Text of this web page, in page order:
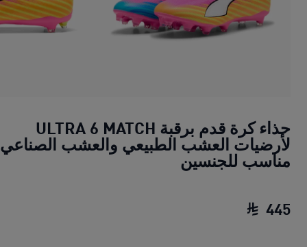
حذاء كرة قدم برقبة ULTRA 6 MATCH
لأرضيات العشب الطبيعي والعشب الصناعي
مناسب للجنسين
445